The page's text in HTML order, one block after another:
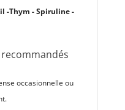
-Thym -Spiruline -
occasionnelle ou